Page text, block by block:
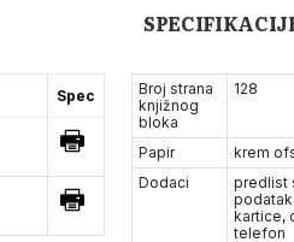
Spec
Broj strana
knjižnog
bloka
128
Papir
krem
Dodaci
predlist
kartice,
telefon